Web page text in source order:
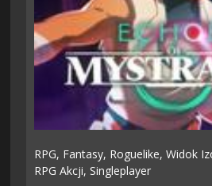
RPG, Fantasy, Roguelike,Widok
RPG Akcji,Singleplayer